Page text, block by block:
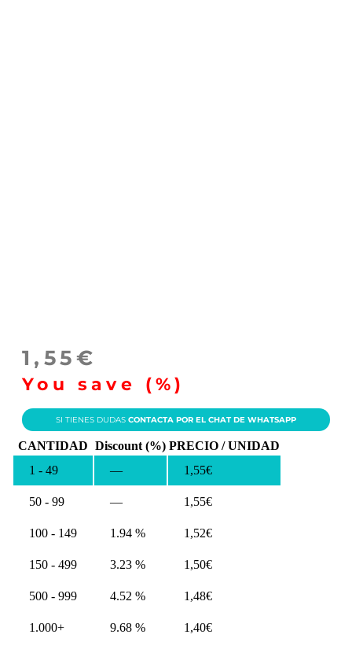
1,55€
You save (%)
SI TIENES DUDAS CONTACTA POR EL CHAT DE WHATSAPP
CANTIDAD Discount (%) PRECIO / UNIDAD
1 - 49
— 1,55€
50 - 99 — 1,55€
100 - 149 1.94 % 1,52€
150 - 499 3.23 % 1,50€
500 - 999 4.52 % 1,48€
1.000+ 9.68 % 1,40€